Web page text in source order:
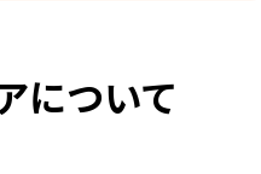
について